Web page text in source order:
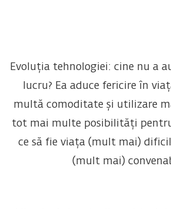
Evoluția tehnologiei: cine nu a
lucru? Ea aduce fericire în
multă comoditate și utilizare
tot mai multe posibilități
ce să fie viața (mult mai)
(mult mai)